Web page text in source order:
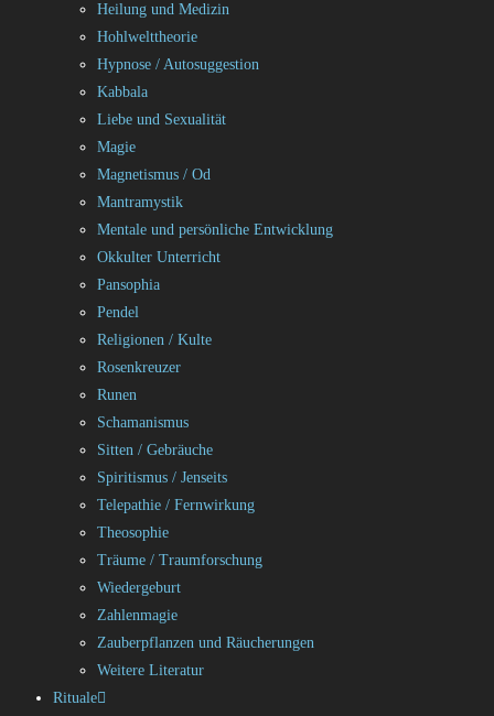
Heilung und Medizin
Hohlwelttheorie
Hypnose / Autosuggestion
Kabbala
Liebe und Sexualität
Magie
Magnetismus / Od
Mantramystik
Mentale und persönliche Entwicklung
Okkulter Unterricht
Pansophia
Pendel
Religionen / Kulte
Rosenkreuzer
Runen
Schamanismus
Sitten / Gebräuche
Spiritismus / Jenseits
Telepathie / Fernwirkung
Theosophie
Träume / Traumforschung
Wiedergeburt
Zahlenmagie
Zauberpflanzen und Räucherungen
Weitere Literatur
Rituale